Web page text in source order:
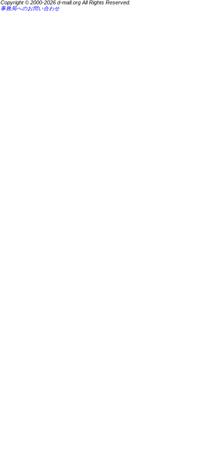
Copyright © 2000-2026 d-mall.org All Rights Reserved.
事務局へのお問い合わせ